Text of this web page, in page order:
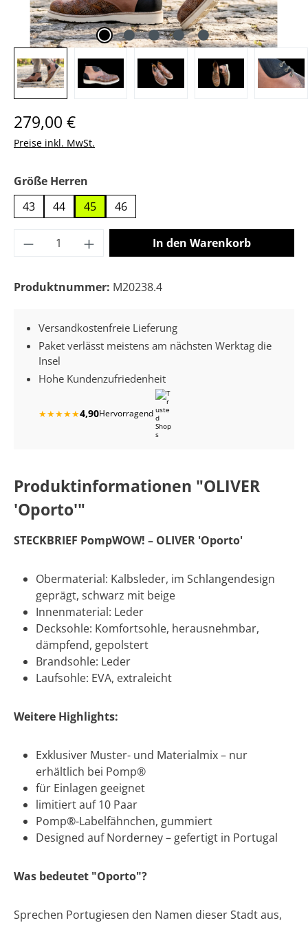
Regulärer Preis:
279,00 €
Preise inkl. MwSt.
Größe Herren
43
44 45 46
Produkt Anzahl: Gib den gewünschten
In den Warenkorb
Produktnummer: M20238.4
Versandkostenfreie Lieferung
Paket verlässt meistens am nächsten Werktag die
Insel
Hohe Kundenzufriedenheit
★★★★★4,90Hervorragend
Produktinformationen "OLIVER
'Oporto'"
STECKBRIEF PompWOW! – OLIVER 'Oporto'
Obermaterial: Kalbsleder, im Schlangendesign
geprägt, schwarz mit beige
Innenmaterial: Leder
Decksohle: Komfortsohle, herausnehmbar,
dämpfend, gepolstert
Brandsohle: Leder
Laufsohle: EVA, extraleicht
Weitere Highlights:
Exklusiver Muster- und Materialmix – nur
erhältlich bei Pomp®
für Einlagen geeignet
limitiert auf 10 Paar
Pomp®-Labelfähnchen, gummiert
Designed auf Norderney – gefertigt in Portugal
Was bedeutet "Oporto"?
Sprechen Portugiesen den Namen dieser Stadt aus,